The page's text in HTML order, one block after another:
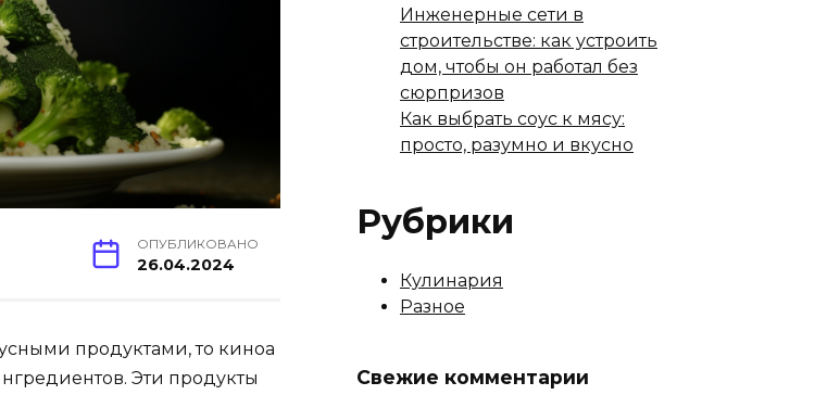
ОПУБЛИКОВАНО
26.04.2024
продуктами, то киноа
Эти продукты
Инженерные сети в
строительстве: как устроить
дом, чтобы он работал без
сюрпризов
Как выбрать соус к мясу:
просто, разумно и вкусно
Рубрики
Кулинария
Разное
Свежие комментарии